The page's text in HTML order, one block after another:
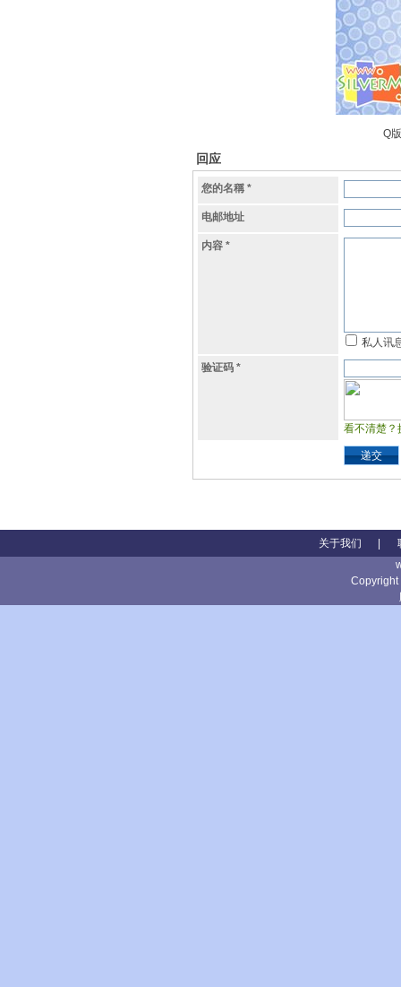
Q
回应
您的名稱 *
电邮地址
内容 *
私人讯
验证码 *
看不清楚？
递交
关于我们